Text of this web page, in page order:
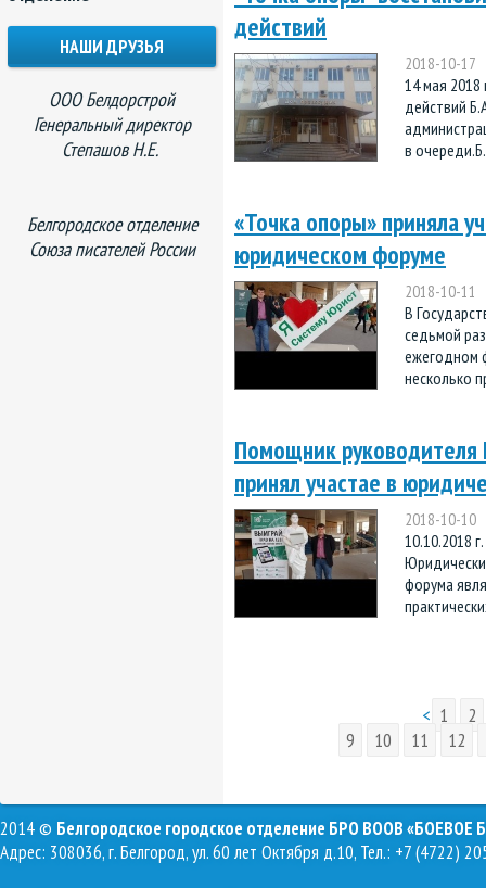
действий
2018-10-17
14 мая
действий
в
«Точка опоры» приняла
юридическом форуме
2018-10-11
В
седьмой
ежегодном
несколько
Помощник руководителя
принял участае в
2018-10-10
10.10.2018
форума
< 1
2
9
10 11 12
НАШИ ДРУЗЬЯ
ООО Белдорстрой
Генеральный директор
Степашов Н.Е.
Белгородское отделение
Союза писателей России
2014 © Белгородское городское отделение БРО ВООВ «БОЕВОЕ
Адрес: 308036, г. Белгород, ул. 60 лет Октября д.10, Тел.: +7 (4722)